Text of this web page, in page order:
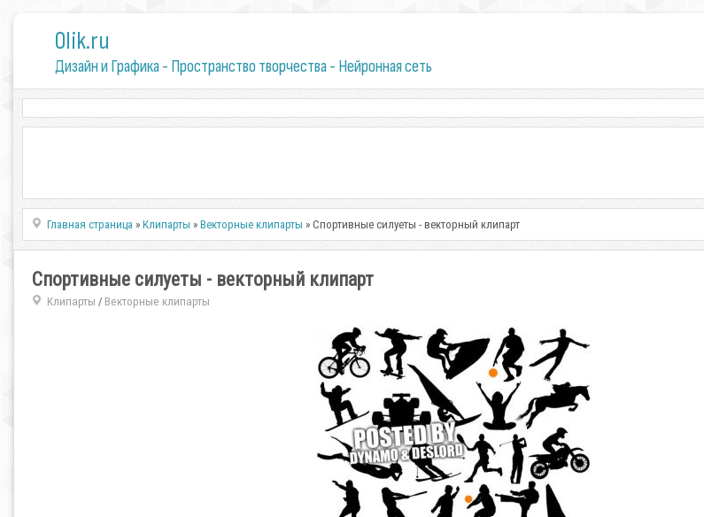
0lik.ru
Дизайн и Графика - Пространство творчества - Нейронная сеть
Главная страница »Клипарты »Векторные клипарты » Спортивные силуеты - векторный клипарт
Спортивные силуеты - векторный клипарт
Клипарты / Векторные клипарты